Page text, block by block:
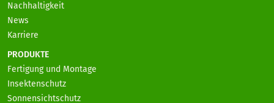
Nachhaltigkeit
News
Karriere
PRODUKTE
Fertigung und Montage
Insektenschutz
Sonnensichtschutz